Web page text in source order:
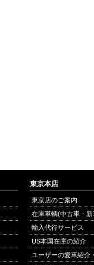
東京本店
東京店のご案内
在庫車輌(中古車・
輸入代行サービス
US本国在庫の紹介
ユーザーの愛車紹介